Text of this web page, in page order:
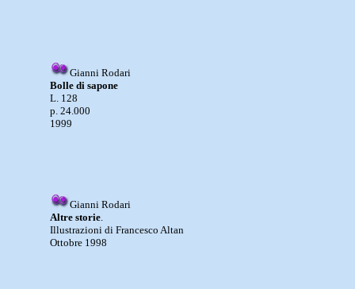
Gianni Rodari
Bolle di sapone
L. 128
p. 24.000
1999
Gianni Rodari
Altre storie.
Illustrazioni di Francesco Altan
Ottobre 1998